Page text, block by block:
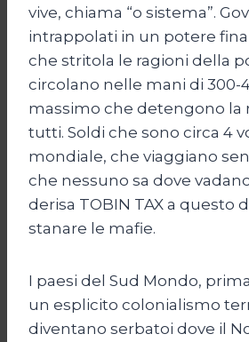
vive, chiama “o sistema”.
intrappolati in un potere
che stritola le ragioni della
circolano nelle mani di 300-
massimo che detengono la
tutti. Soldi che sono circa 4
mondiale, che viaggiano
che nessuno sa dove
derisa TOBIN TAX a questo
stanare le mafie.
I paesi del Sud Mondo,
un esplicito colonialismo
diventano serbatoi dove il